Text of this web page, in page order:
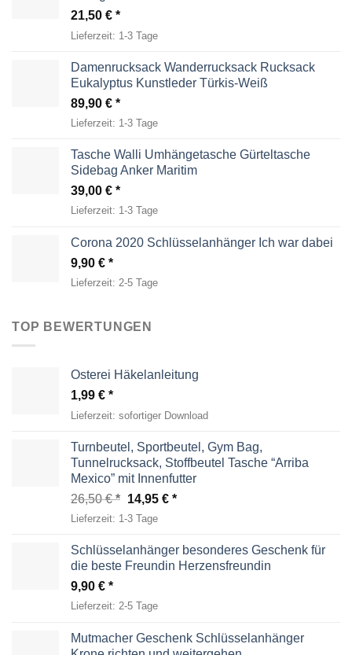
21,50 €
Lieferzeit: 1-3 Tage
Damenrucksack Wanderrucksack Rucksack
Eukalyptus Kunstleder Türkis-Weiß
89,90 €
Lieferzeit: 1-3 Tage
Tasche Walli Umhängetasche Gürteltasche
Sidebag Anker Maritim
39,00 €
Lieferzeit: 1-3 Tage
Corona 2020 Schlüsselanhänger Ich war dabei
9,90 €
Lieferzeit: 2-5 Tage
TOP BEWERTUNGEN
Osterei Häkelanleitung
1,99 €
Lieferzeit: sofortiger Download
Turnbeutel, Sportbeutel, Gym Bag,
Tunnelrucksack, Stoffbeutel Tasche “Arriba
Mexico” mit Innenfutter
26,50€
Ursprünglicher
Preis
26,50 €
14,95 € Aktueller
14,95 €.
Lieferzeit: 1-3 Tage
Schlüsselanhänger besonderes Geschenk für
die beste Freundin Herzensfreundin
9,90 €
Lieferzeit: 2-5 Tage
Mutmacher Geschenk Schlüsselanhänger